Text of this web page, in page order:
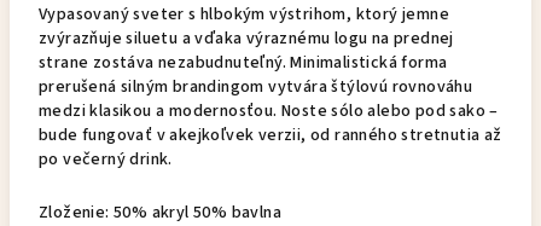
Vypasovaný sveter s hlbokým výstrihom, ktorý jemne
zvýrazňuje siluetu a vďaka výraznému logu na prednej
strane zostáva nezabudnuteľný. Minimalistická forma
prerušená silným brandingom vytvára štýlovú rovnováhu
medzi klasikou a modernosťou. Noste sólo alebo pod sako –
bude fungovať v akejkoľvek verzii, od ranného stretnutia až
po večerný drink.
Zloženie: 50% akryl 50% bavlna